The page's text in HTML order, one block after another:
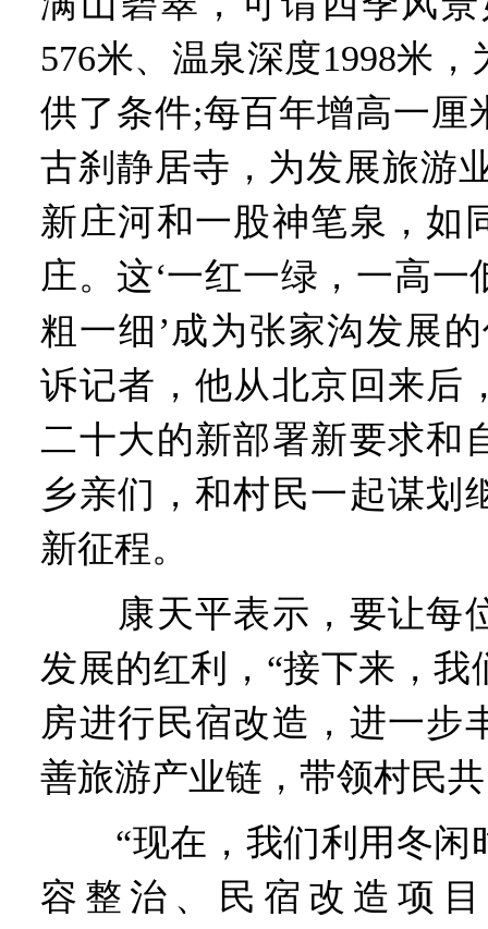
576米、温泉深度1998米
供了条件;每百年增高一厘
古刹静居寺，为发展旅游
新庄河和一股神笔泉，如
庄。这‘一红一绿，一高
粗一细’成为张家沟发展
诉记者，他从北京回来后
二十大的新部署新要求和
乡亲们，和村民一起谋划
新征程。
康天平表示，要让每
发展的红利，“接下来，我
房进行民宿改造，进一步
善旅游产业链，带领村民
“现在，我们利用冬闲
容整治、民宿改造项